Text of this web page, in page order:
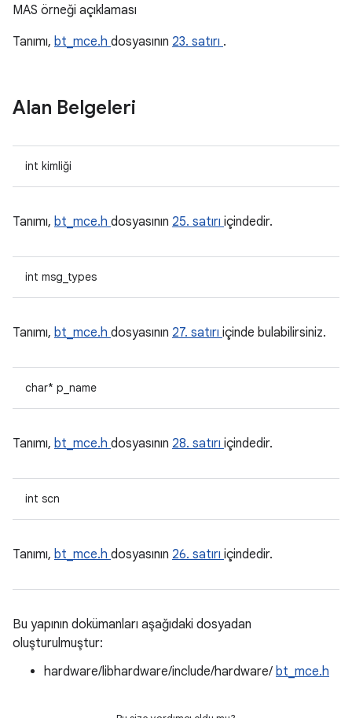
MAS örneği açıklaması
Tanımı, bt_mce.h dosyasının 23. satırı .
Alan Belgeleri
int kimliği
Tanımı, bt_mce.h dosyasının 25. satırı içindedir.
int msg_types
Tanımı, bt_mce.h dosyasının 27. satırı içinde bulabilirsiniz.
char* p_name
Tanımı, bt_mce.h dosyasının 28. satırı içindedir.
int scn
Tanımı, bt_mce.h dosyasının 26. satırı içindedir.
Bu yapının dokümanları aşağıdaki dosyadan
oluşturulmuştur:
hardware/libhardware/include/hardware/ bt_mce.h